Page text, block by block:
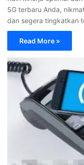
5G terbaru Anda,
dan segera tingkatkan
Read More »